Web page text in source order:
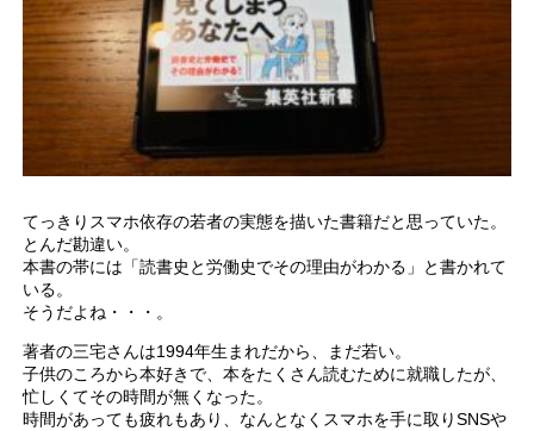
てっきりスマホ依存の若者の実態を描いた書籍だと思っていた。
とんだ勘違い。
本書の帯には「読書史と労働史でその理由がわかる」と書かれて
いる。
そうだよね・・・。
著者の三宅さんは1994年生まれだから、まだ若い。
子供のころから本好きで、本をたくさん読むために就職したが、
忙しくてその時間が無くなった。
時間があっても疲れもあり、なんとなくスマホを手に取りSNSや